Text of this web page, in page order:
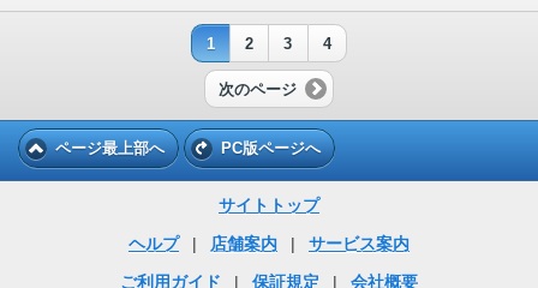
1 2 3 4
次のページ
ページ最上部へ PC版ページへ
サイトトップ
ヘルプ
| 店舗案内 |
サービス案内
ご利用ガイド
| 保証規定 | 会社概要